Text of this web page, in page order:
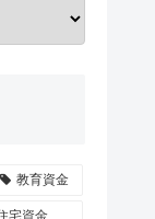
教育資金
宅資金